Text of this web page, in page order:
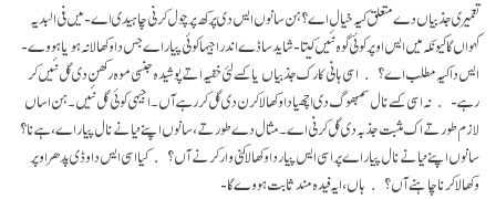
تعمیری جذبیاں دے متعلق کیہ خیال اے؟ ہن سانوں ایس دی پرکھ پرچول کرنی چاہیدی اے- میں فی البدیہ
کہواں گا کیونکہ میں ایس اوپر کوئی گوہ نئیں کیتا- شاید ساڈے اندر اجیہا کوئی پیار اے جس دا وکھالا نہ ہویا ہووے-
ایس دا کیہ مطلب اے؟ اسی ہانی کارک جذبیاں یا کسے لئی خفیہ اتے پوشیدہ جنسی موہ رکھن دی گل نئیں کر
رہے- نہ اسی کسے نال سمبھوگ دی اچھیا دا وکھالا کرن دی گل کر رہے آں۔ اجیہی کوئی گل نئیں۔ ہن اساں
لازم طور تے اک مثبت جذبہ دی گل کرنی اے۔ مثال دے طور تے، سانوں اپنے نیانے نال پیار اے، ہے نا؟
سانوں اپنے نیانے نال پیار اے پر اسی ایس پیار دا وکھالا کنی وار کرنے آں؟ کیا اسی ایس دا وڈی پدھر اوپر
وکھالا کرنا چاہنے آں؟ ہاں، ایہ فیدہ مند ثابت ہووے گا-